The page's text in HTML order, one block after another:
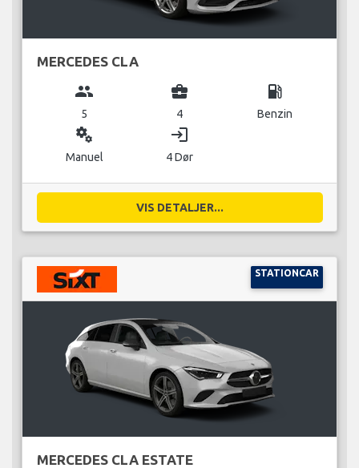
MERCEDES CLA
group
5
business_center
4
local_gas_station
Benzin
miscellaneous_services
Manuel
login
4 Dør
VIS DETALJER...
STATIONCAR
MERCEDES CLA ESTATE